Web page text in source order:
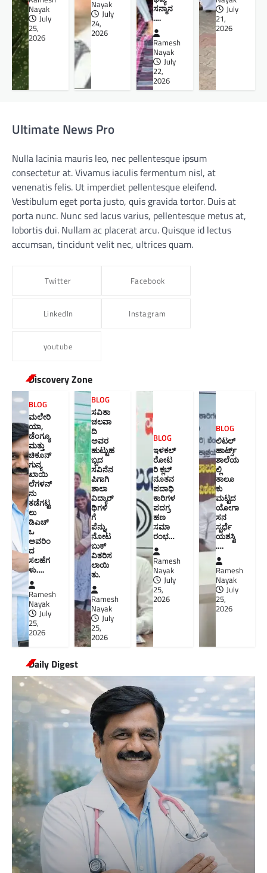
Nayak
July
25,
2026
Nayak
July
24,
2026
ಸನ್ಮಾನ
….
Ramesh
Nayak
July
22,
2026
July
21,
2026
Ultimate News Pro
Nulla lacinia mauris leo, nec pellentesque ipsum
consectetur at. Vivamus iaculis fermentum nisl, at
venenatis felis. Ut imperdiet pellentesque eleifend.
Vestibulum eget porta justo, quis gravida tortor. Duis at
porta nunc. Nunc sed lacus varius, pellentesque metus at,
lobortis dui. Nullam ac placerat arcu. Quisque id lectus
accumsan, tincidunt velit nec, ultrices quam.
Twitter Facebook
LinkedIn Instagram
youtube
Discovery Zone
BLOG
ಮಲೇರಿ
ಯಾ,
ಡೆಂಗ್ಯೂ
ಮತ್ತು
ಚಿಕೂನ್
ಗುನ್ಯ
ಖಾಯಿ
ಲೆಗಳನ್
ನು
ತಡೆಗಟ್ಟ
ಲು
ಡಿಎಚ್‌
ಒ
ಅವರಿಂ
ದ
ಸಲಹೆಗ
ಳು….
Ramesh
Nayak
July
25,
2026
BLOG
ಸವಿತಾ
ಚಲವಾ
ದಿ
ಅವರ
ಹುಟ್ಟುಹ
ಬ್ಬದ
ಸವಿನೆನ
ಪಿಗಾಗಿ
ಶಾಲಾ
ವಿದ್ಯಾರ್
ಥಿಗಳಿ
ಗೆ
ಪೆನ್ನು,
ನೋಟ
ಬುಕ್
ವಿತರಿಸ
ಲಾಯಿ
ತು.
Ramesh
Nayak
July
25,
2026
BLOG
ಇಳಕಲ್
ರೋಟ
ರಿ ಕ್ಲಬ್
ನೂತನ‌
ಪದಾಧಿ
ಕಾರಿಗಳ
ಪದಗ್ರ
ಹಣ
ಸಮಾ
ರಂಭ…
Ramesh
Nayak
July
25,
2026
BLOG
ಲಿಟಲ್
ಹಾರ್ಟ್ಸ್
ಶಾಲೆಯ
ಲ್ಲಿ
ತಾಲೂ
ಕು
ಮಟ್ಟದ
ಯೋಗಾ
ಸನ
ಸ್ಪರ್ಧೆ
ಯಶಸ್ವಿ
….
Ramesh
Nayak
July
25,
2026
Daily Digest